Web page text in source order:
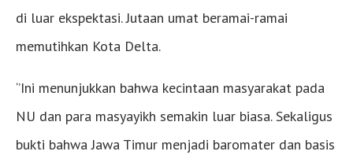
di luar ekspektasi. Jutaan umat beramai-ramai
memutihkan Kota Delta.
‘’Ini menunjukkan bahwa kecintaan masyarakat pada
NU dan para masyayikh semakin luar biasa. Sekaligus
bukti bahwa Jawa Timur menjadi baromater dan basis